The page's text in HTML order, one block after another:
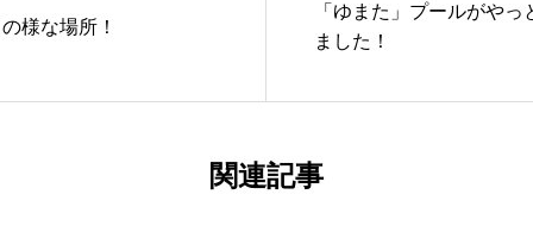
様な場所！
「ゆまた」プールがやっ
ました！
関連記事